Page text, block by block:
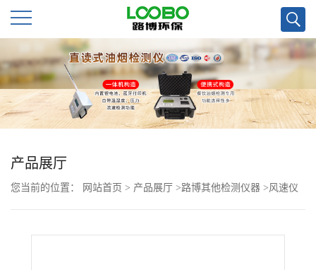
公
司
首
页
公
产品展厅
您当前的位置： 网站首页 > 产品展厅 >路博其他检测仪器 >风速仪